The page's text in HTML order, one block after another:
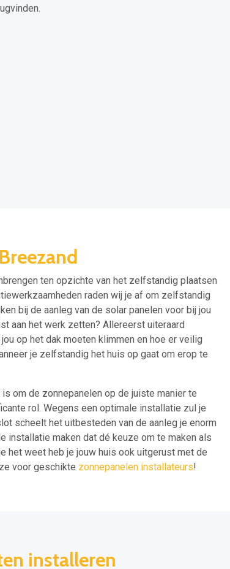
ten opzichte van het zelfstandig plaatsen
raden wij je af om zelfstandig
bij de aanleg van de solar panelen voor bij jou
aan het werk zetten? Allereerst uiteraard
op het dak moeten klimmen en hoe er veilig
je zelfstandig het huis op gaat om erop te
om de zonnepanelen op de juiste manier te
rol. Wegens een optimale installatie zul je
scheelt het uitbesteden van de aanleg je enorm
installatie maken dat dé keuze om te maken als
het weet heb je jouw huis ook uitgerust met de
voor geschikte zonnepanelen installateurs!
installeren